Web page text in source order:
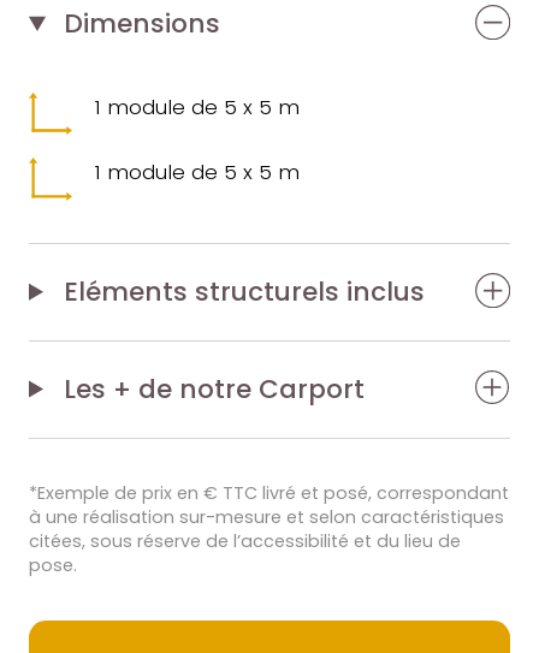
Dimensions
1 module de 5 x 5 m
1 module de 5 x 5 m
Eléments structurels inclus
Les + de notre Carport
*Exemple de prix en € TTC livré et posé, correspondant
à une réalisation sur-mesure et selon caractéristiques
citées, sous réserve de l’accessibilité et du lieu de
pose.